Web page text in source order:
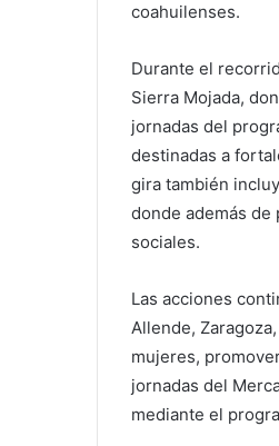
coahuilenses.
Durante el
Sierra Mojada,
jornadas del
destinadas a
gira también
donde además de
sociales.
Las acciones
Allende,
mujeres,
jornadas del
mediante el